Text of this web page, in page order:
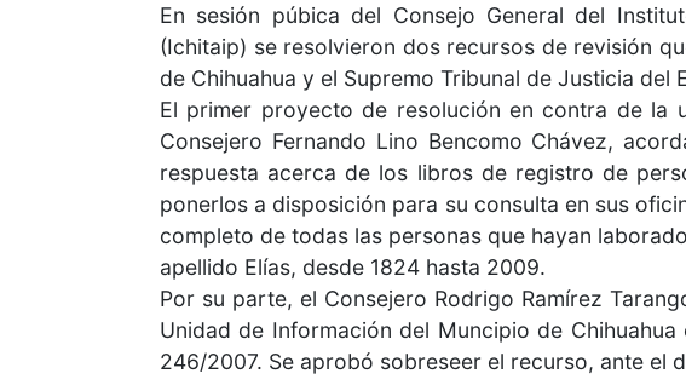
En sesión púbica del Consejo General del
(Ichitaip) se resolvieron dos recursos de revisión
de Chihuahua y el Supremo Tribunal de Justicia del
El primer proyecto de resolución en contra de la
Consejero Fernando Lino Bencomo Chávez,
respuesta acerca de los libros de registro de
ponerlos a disposición para su consulta en sus
completo de todas las personas que hayan
apellido Elías, desde 1824 hasta 2009.
Por su parte, el Consejero Rodrigo Ramírez
Unidad de Información del Muncipio de
246/2007. Se aprobó sobreseer el recurso, ante el